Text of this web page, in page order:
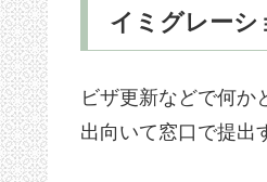
イミグレーシ
ビザ更新などで何か
出向いて窓口で提出